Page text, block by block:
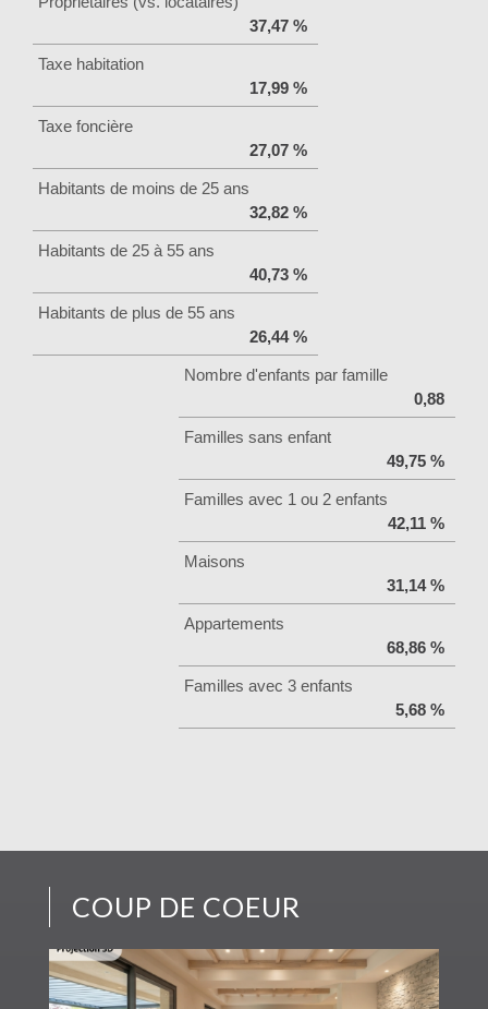
37,47 %
Taxe habitation
17,99 %
Taxe foncière
27,07 %
Habitants de moins de 25 ans
32,82 %
Habitants de 25 à 55 ans
40,73 %
Habitants de plus de 55 ans
26,44 %
Nombre d'enfants par famille
0,88
Familles sans enfant
49,75 %
Familles avec 1 ou 2 enfants
42,11 %
Maisons
31,14 %
Appartements
68,86 %
Familles avec 3 enfants
5,68 %
COUP DE COEUR